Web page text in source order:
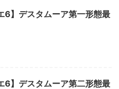
6】デスタムーア第一形態最
6】デスタムーア第二形態最